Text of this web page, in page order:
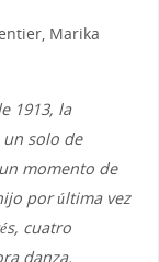
Marika
1913, la
solo de
momento de
por última vez
cuatro
danza.